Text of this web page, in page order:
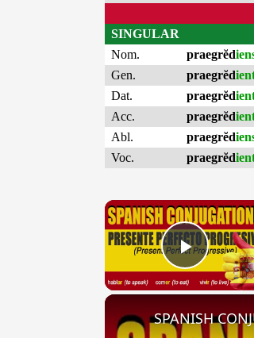
SINGULAR
Nom.
praegrĕd
Gen.
praegrĕd
Dat.
praegrĕd
Acc.
praegrĕd
Abl.
praegrĕd
Voc.
praegrĕd
Play